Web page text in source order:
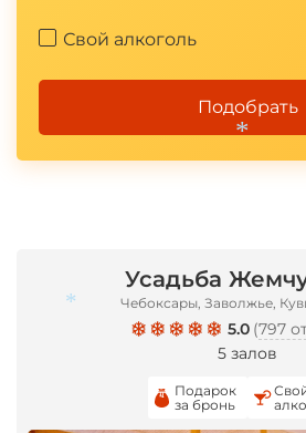
Свой алкоголь
Подобрать
Усадьба
Чебоксары, Заволжье,
5.0 (797
5 залов
Подарок
за бронь
*